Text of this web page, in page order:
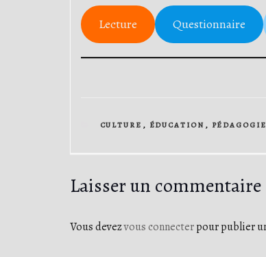
Lecture Questionnaire
CATEGORIES
CULTURE , ÉDUCATION , PÉDAGOGIE
Laisser un commentaire
Vous devezvous connecterpour publier